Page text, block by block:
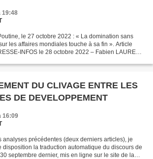
19:48
le 27 octobre 2022 : « La domination sans
les affaires mondiales touche à sa fin ». Article
INFOS le 28 octobre 2022 – Fabien LAURENT
DU CLIVAGE ENTRE LES
DE DEVELOPPEMENT
16:09
analyses précédentes (deux derniers articles), je
disposition la traduction automatique du discours de
septembre dernier, mis en ligne sur le site de la